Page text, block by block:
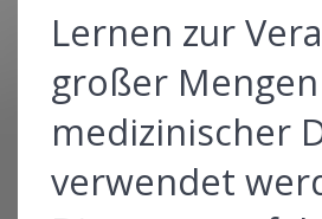
Lernen zur
großer Mengen
medizinischer
verwendet